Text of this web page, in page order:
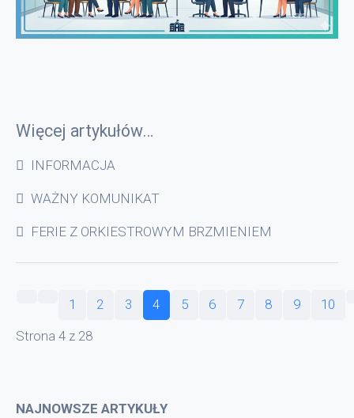
Więcej artykułów…
INFORMACJA
WAŻNY KOMUNIKAT
FERIE Z ORKIESTROWYM BRZMIENIEM
1 2 3 4 5 6 7 8 9
10
Strona 4 z 28
NAJNOWSZE ARTYKUŁY